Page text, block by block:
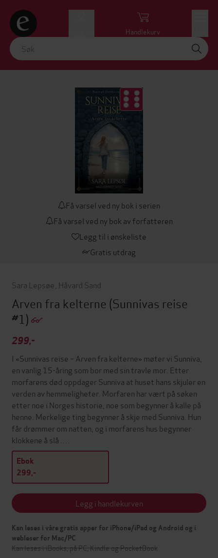
Handlekurv
Få varsel ved ny bok i serien
Få varsel ved ny bok av forfatteren
Legg til i ønskeliste
Gratis utdrag
Sara Lepsøe Håvard Sand
Arven fra kelterne (Sunnivas reise
#1)
299,-
I «Sunnivas reise – Arven fra kelterne» møter vi Sunniva,
en vanlig 15-åring som bor med sin travle mor. Etter
morfarens død oppdager Sunniva at huset hans skjuler en
verden av hemmeligheter. Morfaren har vært på søken
etter noe i Norges historie, noe som begynner å kalle på
henne. Merkelige ting begynner å skje med Sunniva. Hun
får drømmer om natten, og i morfarens hus begynner
klokkene å slå .…
Ebok
299,-
Legg i handlekurven
Kan leses i våre gratis apper for iPhone/iPad og Android og i
webleser for Mac/PC
Kan leses i iBooks, på PC, Kindle og PocketBook